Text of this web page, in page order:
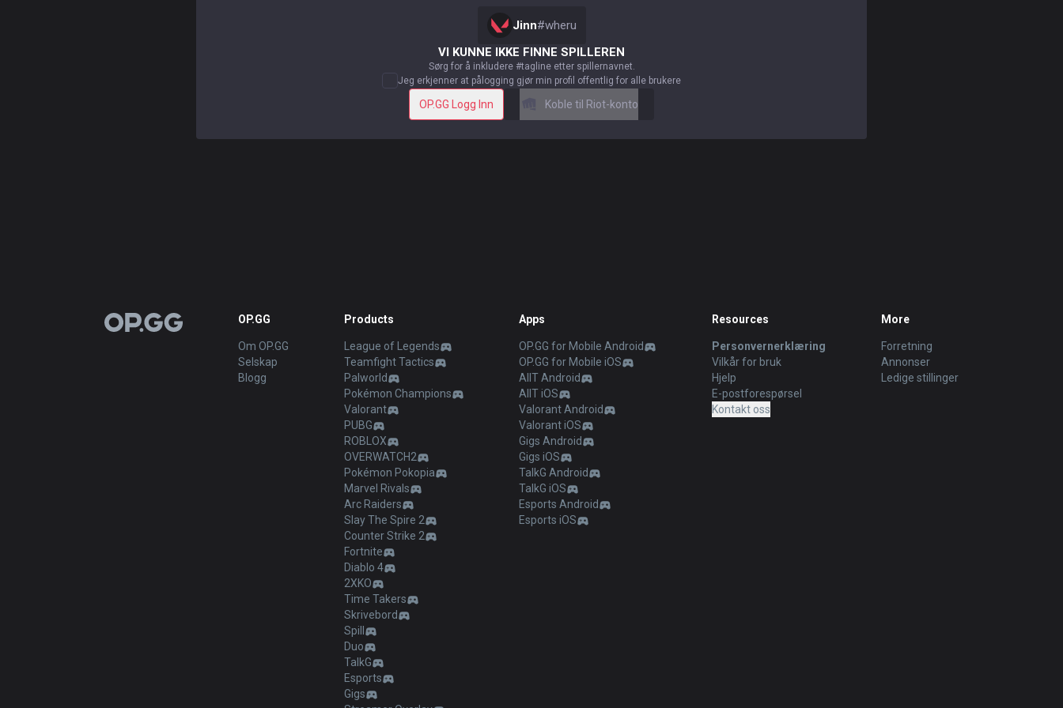
Jinn#wheru
VI KUNNE IKKE FINNE SPILLEREN
Sørg for å inkludere #tagline etter spillernavnet.
Jeg erkjenner at pålogging gjør min profil offentlig for alle brukere
OP.GG Logg Inn Koble til Riot-konto
OP.GG OP.GG
Om OP.GG
Selskap
Blogg
Products
League of Legends
Teamfight Tactics
Palworld
Pokémon Champions
Valorant
PUBG
ROBLOX
OVERWATCH2
Pokémon Pokopia
Marvel Rivals
Arc Raiders
Slay The Spire 2
Counter Strike 2
Fortnite
Diablo 4
2XKO
Time Takers
Skrivebord
Spill
Duo
TalkG
Esports
Gigs
Apps
OP.GG for Mobile Android
OP.GG for Mobile iOS
AllT Android
AllT iOS
Valorant Android
Valorant iOS
Gigs Android
Gigs iOS
TalkG Android
TalkG iOS
Esports Android
Esports iOS
Resources
Personvernerklæring
Vilkår for bruk
Hjelp
E-postforespørsel
Kontakt oss
More
Forretning
Annonser
Ledige stillinger